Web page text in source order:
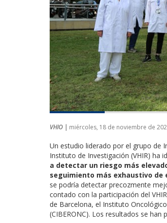
VHIO | miércoles, 18 de noviembre de
Un estudio liderado por el grupo de
Instituto de Investigación (VHIR) ha
a detectar un riesgo más
seguimiento más exhaustivo de
se podría detectar precozmente
contado con la participación del
de Barcelona, el Instituto
(CIBERONC). Los resultados se han